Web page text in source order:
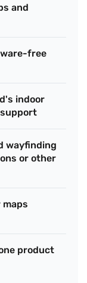
and
free
indoor
wayfinding
or other
maps
product